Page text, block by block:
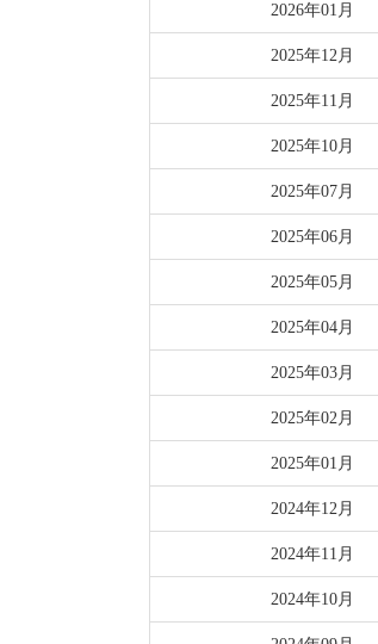
2026年01月
2025年12月
2025年11月
2025年10月
2025年07月
2025年06月
2025年05月
2025年04月
2025年03月
2025年02月
2025年01月
2024年12月
2024年11月
2024年10月